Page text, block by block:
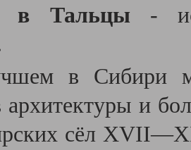
в Тальцы -
в Сибири
архитектуры и
сёл